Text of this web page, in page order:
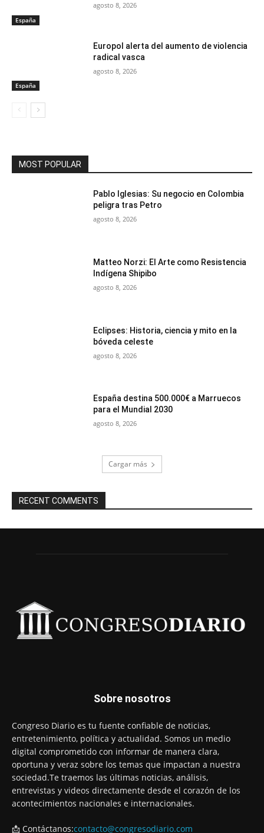
España
agosto 8, 2026
España
Europol alerta del aumento de violencia
radical vasca
agosto 8, 2026
MOST POPULAR
Pablo Iglesias: Su negocio en Colombia
peligra tras Petro
agosto 8, 2026
Matteo Norzi: El Arte como Resistencia
Indígena Shipibo
agosto 8, 2026
Eclipses: Historia, ciencia y mito en la
bóveda celeste
agosto 8, 2026
España destina 500.000€ a Marruecos
para el Mundial 2030
agosto 8, 2026
Cargar más
RECENT COMMENTS
Sobre nosotros
Congreso Diario es tu fuente confiable de noticias,
entretenimiento, política y actualidad. Somos un medio
digital comprometido con informar de manera clara,
oportuna y veraz sobre los temas que impactan a nuestra
sociedad.Te traemos las últimas noticias, análisis,
entrevistas y videos directamente desde el corazón de los
acontecimientos nacionales e internacionales.
📩 Contáctanos:contacto@congresodiario.com